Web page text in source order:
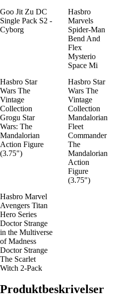
Goo Jit Zu DC
Single Pack S2 -
Cyborg
Hasbro
Marvels
Spider-Man
Bend And
Flex
Mysterio
Space Mi
Hasbro Star
Wars The
Vintage
Collection
Grogu Star
Wars: The
Mandalorian
Action Figure
(3.75")
Hasbro Star
Wars The
Vintage
Collection
Mandalorian
Fleet
Commander
The
Mandalorian
Action
Figure
(3.75")
Hasbro Marvel
Avengers Titan
Hero Series
Doctor Strange
in the Multiverse
of Madness
Doctor Strange
The Scarlet
Witch 2-Pack
Produktbeskrivelser